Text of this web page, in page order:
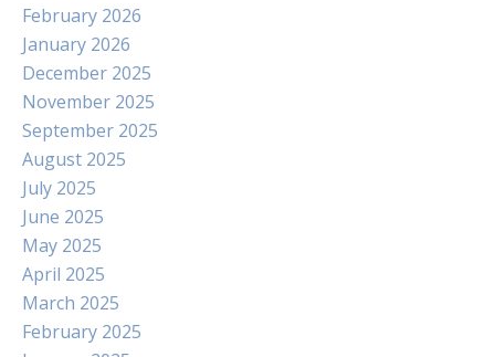
February 2026
January 2026
December 2025
November 2025
September 2025
August 2025
July 2025
June 2025
May 2025
April 2025
March 2025
February 2025